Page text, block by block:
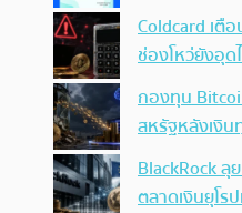
Coldcard เตื
ช่องโหว่ยังอุด
กองทุน
สหรัฐหลังเงิ
BlackRock ลุ
ตลาดเงินยุโร